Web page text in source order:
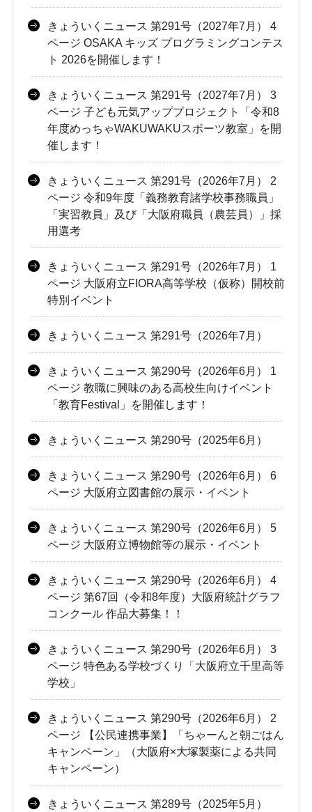
きょういくニュース 第291号（2027年7月） 4
ページ OSAKA キッズ プログラミングコンテス
ト 2026を開催します！
きょういくニュース 第291号（2027年7月） 3
ページ 子ども元気アッププロジェクト「令和8
年度めっちゃWAKUWAKUスポーツ教室」を開
催します！
きょういくニュース 第291号（2026年7月） 2
ページ 令和9年度「義務教育諸学校事務職員」
「実習教員」及び「大阪府職員（農芸員）」採
用選考
きょういくニュース 第291号（2026年7月） 1
ページ 大阪府立FIORA高等学校（仮称）開校前
特別イベント
きょういくニュース 第291号（2026年7月）
きょういくニュース 第290号（2026年6月） 1
ページ 教職に興味のある高校生向けイベント
「教育Festival」を開催します！
きょういくニュース 第290号（2025年6月）
きょういくニュース 第290号（2026年6月） 6
ページ 大阪府立図書館の展示・イベント
きょういくニュース 第290号（2026年6月） 5
ページ 大阪府立博物館等の展示・イベント
きょういくニュース 第290号（2026年6月） 4
ページ 第67回（令和8年度）大阪府統計グラフ
コンクール 作品大募集！！
きょういくニュース 第290号（2026年6月） 3
ページ 特色ある学校づくり「大阪府立千里高等
学校」
きょういくニュース 第290号（2026年6月） 2
ページ 【公民連携事業】「ちゃーんと朝ごはん
キャンペーン」（大阪府×大塚製薬による共同
キャンペーン）
きょういくニュース 第289号（2025年5月）